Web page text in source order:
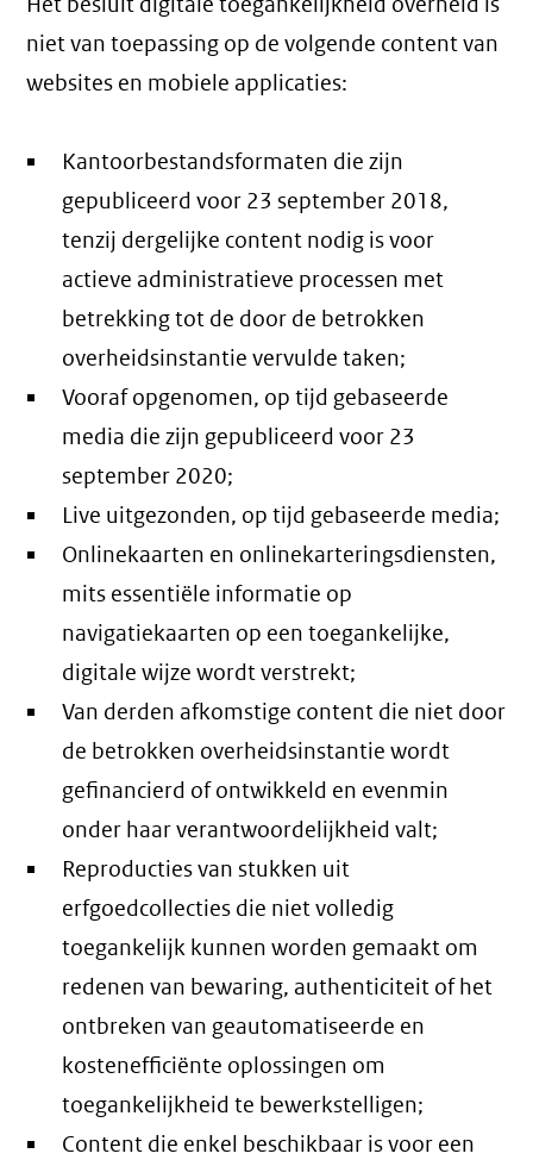
niet van toepassing op de volgende content van
websites en mobiele applicaties:
Kantoorbestandsformaten die zijn
gepubliceerd voor 23 september 2018,
tenzij dergelijke content nodig is voor
actieve administratieve processen met
betrekking tot de door de betrokken
overheidsinstantie vervulde taken;
Vooraf opgenomen, op tijd gebaseerde
media die zijn gepubliceerd voor 23
september 2020;
Live uitgezonden, op tijd gebaseerde media;
Onlinekaarten en onlinekarteringsdiensten,
mits essentiële informatie op
navigatiekaarten op een toegankelijke,
digitale wijze wordt verstrekt;
Van derden afkomstige content die niet door
de betrokken overheidsinstantie wordt
gefinancierd of ontwikkeld en evenmin
onder haar verantwoordelijkheid valt;
Reproducties van stukken uit
erfgoedcollecties die niet volledig
toegankelijk kunnen worden gemaakt om
redenen van bewaring, authenticiteit of het
ontbreken van geautomatiseerde en
kostenefficiënte oplossingen om
toegankelijkheid te bewerkstelligen;
Content die enkel beschikbaar is voor een